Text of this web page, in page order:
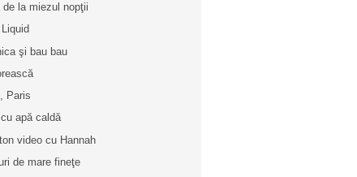
de la miezul nopţii
şi bau bau
Paris
apă caldă
video cu Hannah
de mare fineţe